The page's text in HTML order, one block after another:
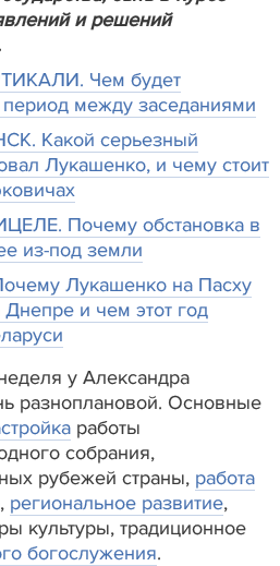
и решений
Чем будет
между заседаниями
Какой серьезный
Лукашенко, и чему стоит
Почему обстановка в
из-под земли
Лукашенко на Пасху
и чем этот год
у Александра
разноплановой. Основные
работы
собрания,
рубежей страны, работа
региональное развитие,
культуры, традиционное
богослужения.